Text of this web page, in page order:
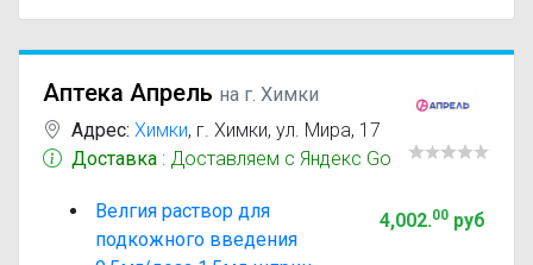
Аптека Апрель на г. Химки
Адрес: Химки, г. Химки, ул. Мира, 17
Доставка : Доставляем с Яндекс Go
Велгия раствор для
подкожного введения
4,002.00руб